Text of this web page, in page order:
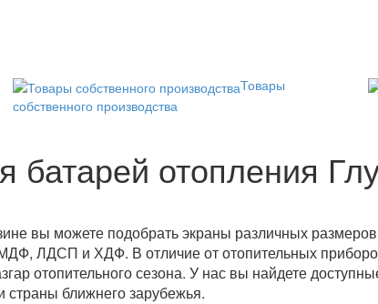
Товары
собственного производства
батарей отопления
вы можете подобрать экраны различных
ЛДСП и ХДФ. В отличие от отопительных
отопительного сезона. У нас вы найдете
страны ближнего зарубежья.